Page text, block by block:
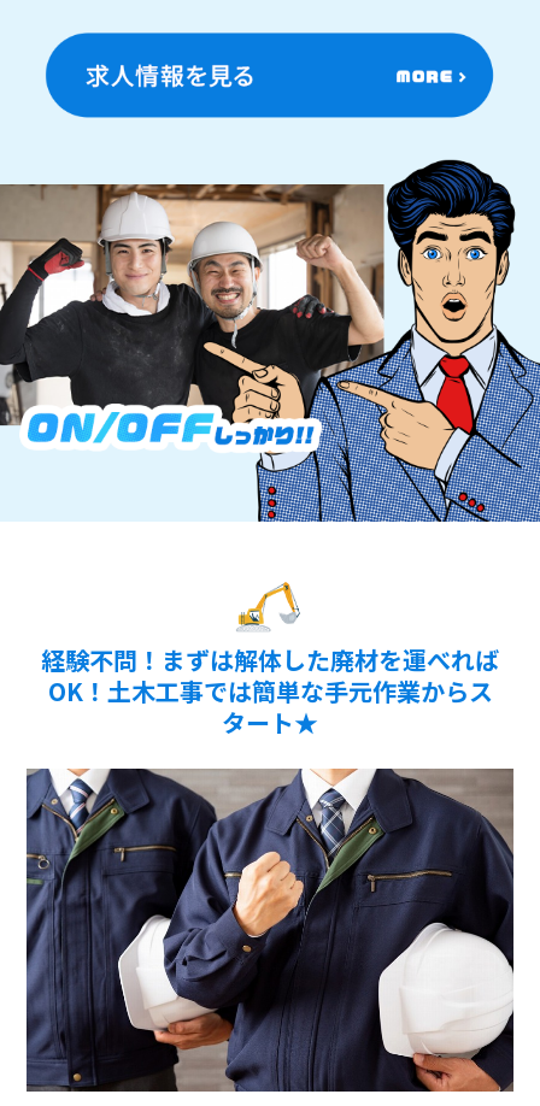
経験不問！まずは解体した廃材を運べれば
OK！土木工事では簡単な手元作業からス
タート★